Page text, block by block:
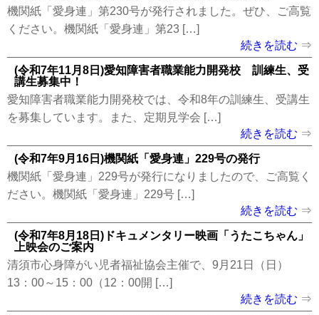
機関紙「愛身連」第230号が発行されました。ぜひ、ご高覧
ください。機関紙「愛身連」第23 […]
続きを読む
(令和7年11月8日)愛知障害者職業能力開発校 訓練生、受
講生募集中！
愛知障害者職業能力開発校では、令和8年の訓練生、受講生
を募集しています。また、定期見学会 […]
続きを読む
(令和7年9月16日)機関紙「愛身連」229号の発行
機関紙「愛身連」229号が発行になりましたので、ご高覧く
ださい。機関紙「愛身連」229号 […]
続きを読む
(令和7年8月18日)ドキュメンタリー映画「うたこちゃん」
上映会のご案内
清須市心身障がい児者福祉協会主催で、9月21日（日）
13：00～15：00（12：00開 […]
続きを読む